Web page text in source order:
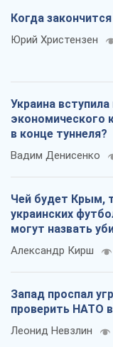
Когда
Юрий Христензен
Украина
экономического
в конце туннеля?
Вадим Денисенко
Чей будет Крым,
украинских
могут назвать
Александр Кирш
Запад проспал
проверить НАТО
Леонид Невзлин